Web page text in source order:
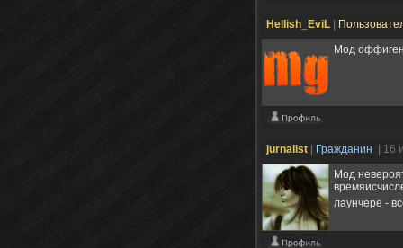
Hellish_EviL
Мод
jurnalist Гражданин
| 16
Мод
лаунчере -